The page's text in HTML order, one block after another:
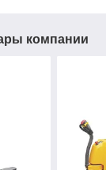
компании